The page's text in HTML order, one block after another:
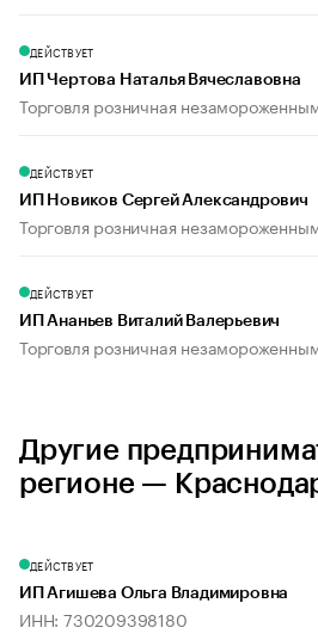
ДЕЙСТВУЕТ
ИП Чертова Наталья Вячеславовна
Торговля розничная
ДЕЙСТВУЕТ
ИП Новиков Сергей Александрович
Торговля розничная
ДЕЙСТВУЕТ
ИП Ананьев Виталий Валерьевич
Торговля розничная
Другие
регионе —
ДЕЙСТВУЕТ
ИП Агишева Ольга Владимировна
ИНН: 730209398180